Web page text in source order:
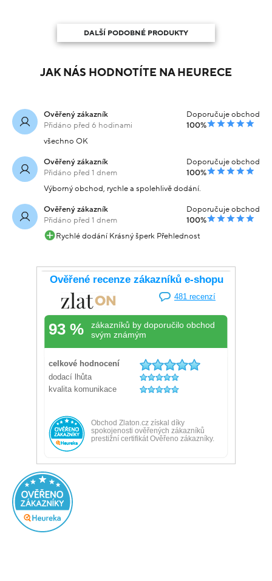
DALŠÍ PODOBNÉ PRODUKTY
JAK NÁS HODNOTÍTE NA HEURECE
Ověřený zákazník
Přidáno před 6 hodinami
Doporučuje obchod
100%
všechno OK
Ověřený zákazník
Přidáno před 1 dnem
Doporučuje obchod
100%
Výborný obchod, rychle a spolehlivě dodání.
Ověřený zákazník
Přidáno před 1 dnem
Doporučuje obchod
100%
Rychlé dodání Krásný šperk Přehlednost